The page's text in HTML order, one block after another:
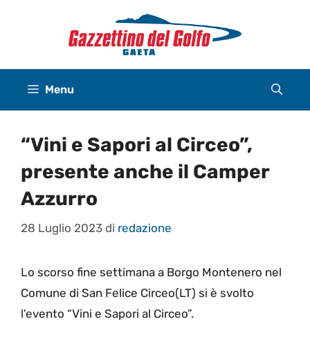
Menu
“Vini e Sapori al Circeo”,
presente anche il Camper
Azzurro
28 Luglio 2023 di redazione
Lo scorso fine settimana a Borgo Montenero nel
Comune di San Felice Circeo(LT) si è svolto
l’evento “Vini e Sapori al Circeo”.